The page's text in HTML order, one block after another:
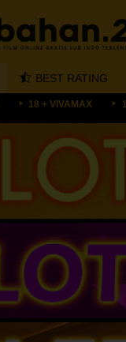
BEST RATING
18 + VIVAMAX